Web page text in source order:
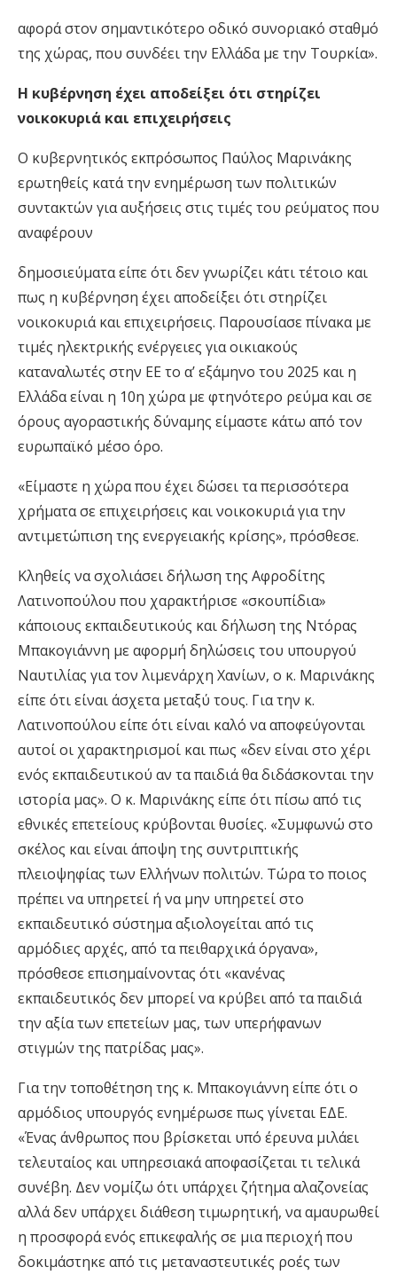
αφορά στον σημαντικότερο οδικό συνοριακό σταθμό
της χώρας, που συνδέει την Ελλάδα με την Τουρκία».
Η κυβέρνηση έχει αποδείξει ότι στηρίζει
νοικοκυριά και επιχειρήσεις
Ο κυβερνητικός εκπρόσωπος Παύλος Μαρινάκης
ερωτηθείς κατά την ενημέρωση των πολιτικών
συντακτών για αυξήσεις στις τιμές του ρεύματος που
αναφέρουν
δημοσιεύματα είπε ότι δεν γνωρίζει κάτι τέτοιο και
πως η κυβέρνηση έχει αποδείξει ότι στηρίζει
νοικοκυριά και επιχειρήσεις. Παρουσίασε πίνακα με
τιμές ηλεκτρικής ενέργειες για οικιακούς
καταναλωτές στην ΕΕ το α’ εξάμηνο του 2025 και η
Ελλάδα είναι η 10η χώρα με φτηνότερο ρεύμα και σε
όρους αγοραστικής δύναμης είμαστε κάτω από τον
ευρωπαϊκό μέσο όρο.
«Είμαστε η χώρα που έχει δώσει τα περισσότερα
χρήματα σε επιχειρήσεις και νοικοκυριά για την
αντιμετώπιση της ενεργειακής κρίσης», πρόσθεσε.
Κληθείς να σχολιάσει δήλωση της Αφροδίτης
Λατινοπούλου που χαρακτήρισε «σκουπίδια»
κάποιους εκπαιδευτικούς και δήλωση της Ντόρας
Μπακογιάννη με αφορμή δηλώσεις του υπουργού
Ναυτιλίας για τον λιμενάρχη Χανίων, ο κ. Μαρινάκης
είπε ότι είναι άσχετα μεταξύ τους. Για την κ.
Λατινοπούλου είπε ότι είναι καλό να αποφεύγονται
αυτοί οι χαρακτηρισμοί και πως «δεν είναι στο χέρι
ενός εκπαιδευτικού αν τα παιδιά θα διδάσκονται την
ιστορία μας». Ο κ. Μαρινάκης είπε ότι πίσω από τις
εθνικές επετείους κρύβονται θυσίες. «Συμφωνώ στο
σκέλος και είναι άποψη της συντριπτικής
πλειοψηφίας των Ελλήνων πολιτών. Τώρα το ποιος
πρέπει να υπηρετεί ή να μην υπηρετεί στο
εκπαιδευτικό σύστημα αξιολογείται από τις
αρμόδιες αρχές, από τα πειθαρχικά όργανα»,
πρόσθεσε επισημαίνοντας ότι «κανένας
εκπαιδευτικός δεν μπορεί να κρύβει από τα παιδιά
την αξία των επετείων μας, των υπερήφανων
στιγμών της πατρίδας μας».
Για την τοποθέτηση της κ. Μπακογιάννη είπε ότι ο
αρμόδιος υπουργός ενημέρωσε πως γίνεται ΕΔΕ.
«Ένας άνθρωπος που βρίσκεται υπό έρευνα μιλάει
τελευταίος και υπηρεσιακά αποφασίζεται τι τελικά
συνέβη. Δεν νομίζω ότι υπάρχει ζήτημα αλαζονείας
αλλά δεν υπάρχει διάθεση τιμωρητική, να αμαυρωθεί
η προσφορά ενός επικεφαλής σε μια περιοχή που
δοκιμάστηκε από τις μεταναστευτικές ροές των